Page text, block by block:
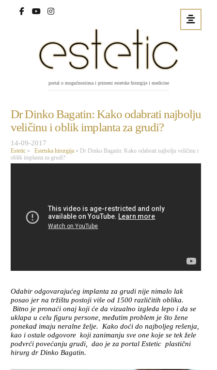
portal o mogućnostima i primeni estetske hirurgije i medicine
Dr Dinko Bagatin: Kako odabrati najbolju
veličinu i oblik implanta za grudi?
14-09-2017
Estetic » Estetska hirurgija » Dr Dinko Bagatin: Kako odabrati najbolju veličinu i
oblik implanta za grudi?
Odabir odgovarajućeg implanta za grudi nije nimalo lak
posao jer na tržištu postoji više od 1500 različitih oblika.
Bitno je pronaći onaj koji će da vizualno izgleda lepo i da se
uklapa u celu figuru persone, međutim problem je što žene
ponekad imaju neralne želje. Kako doći do najboljeg rešenja,
kao i ostale odgovore koji zanimanju sve one koje se tek žele
podvrći povećanju grudi, dao je za portal Estetic plastični
hirurg dr Dinko Bagatin.